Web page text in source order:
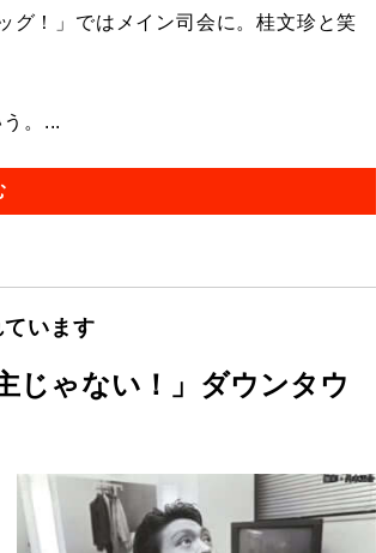
グ！」ではメイン司会に。桂文珍と笑
。...
います
じゃない！」ダウンタウ